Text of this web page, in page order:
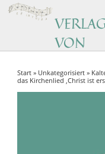
VON
Music by women
Start » Unkategorisiert »
das Kirchenlied ‚Christ ist